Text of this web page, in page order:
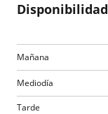
Disponibilidad
Mañana
Mediodía
Tarde